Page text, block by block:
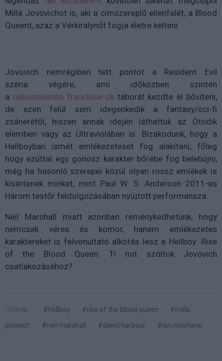
Milla Jovovichot is, aki a címszereplő ellenfelét, a Blood
Queent, azaz a Vérkirálynőt fogja életre kelteni.
Jovovich nemrégiben tett pontot a Resident Evil
széria végére, ami időközben szintén
a rebootolandó franchise-oktáborát kezdte el bővíteni,
de ezen felül sem idegenkedik a fantasy/sci-fi
zsánerétől, hiszen annak idején láthattuk az Ötödik
elemben vagy az Ultraviolában is. Bizakodunk, hogy a
Hellboyban ismét emlékezeteset fog alakítani, főleg
hogy ezúttal egy gonosz karakter bőrébe fog belebújni,
még ha hasonló szerepei közül olyan rossz emlékek is
kísértenek minket, mint Paul W. S. Anderson 2011-es
Három testőr feldolgozásában nyújtott performansza.
Neil Marshall miatt azonban reménykedhetünk, hogy
nemcsak véres és komor, hanem emlékezetes
karaktereket is felvonultató alkotás lesz a Hellboy: Rise
of the Blood Queen. Ti mit szóltok Jovovich
csatlakozásához?
Címkék: #hellboy #rise of the blood queen
#milla
jovovich
#neil marshall #david harbour #ian mcshane